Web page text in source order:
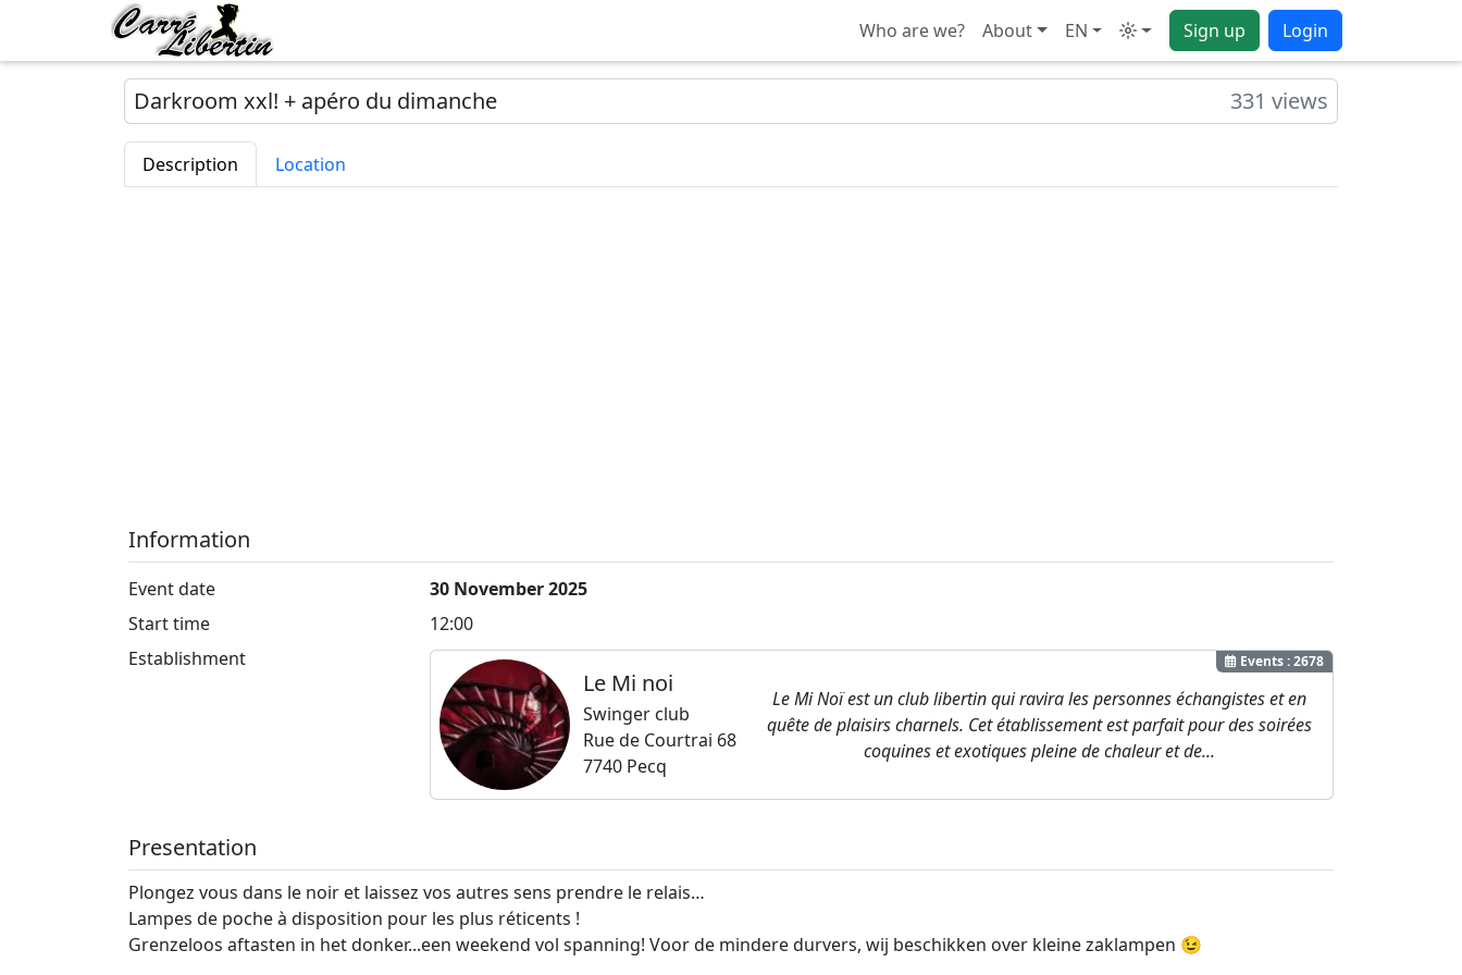
Who are we? About EN Mode Sign up Login
331 views
Darkroom xxl! + apéro du dimanche
Description Location
Information
Event date
30 November 2025
Start time
12:00
Establishment
Le Mi noi
Swinger club
Rue de Courtrai 68
7740 Pecq
Le Mi Noï est un club libertin qui ravira les personnes échangistes et en
quête de plaisirs charnels. Cet établissement est parfait pour des soirées
coquines et exotiques pleine de chaleur et de...
Events : 2678
Presentation
Plongez vous dans le noir et laissez vos autres sens prendre le relais…
Lampes de poche à disposition pour les plus réticents !
Grenzeloos aftasten in het donker...een weekend vol spanning! Voor de mindere durvers, wij beschikken over kleine zaklampen 😉